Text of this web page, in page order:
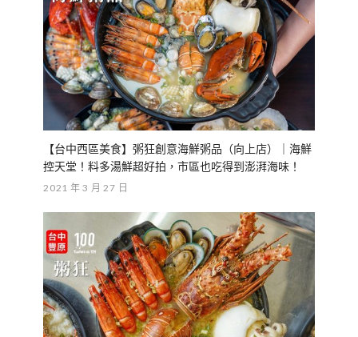
【台中西區美食】粥狂創意海鮮粥品（向上店）｜海鮮
控天堂！料多湯鮮超好拍，市區也吃得到澎湃海味！
2021 年 3 月 27 日